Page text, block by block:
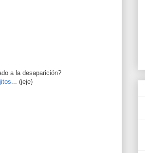
a la desaparición?
... (jeje)